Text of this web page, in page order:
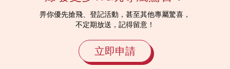
畀你優先搶飛、登記活動，甚至其他專屬驚喜，
不定期放送，記得留意！
立即申請